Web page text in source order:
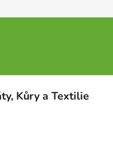
Kůry a Textilie